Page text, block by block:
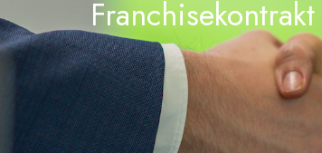
Franchisekontrakt